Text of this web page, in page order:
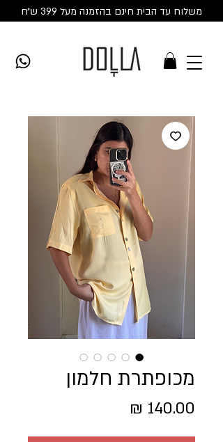
משלוח עד הבית חינם בהזמנה מעל 399 ש״ח
מכופתרת חלמון